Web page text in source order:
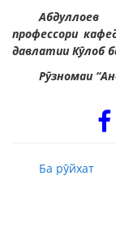
профессори
давлатии Кӯлоб
Рӯзномаи
Ба рӯйхат